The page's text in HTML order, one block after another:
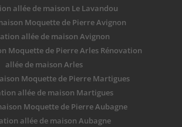
allée de maison Le Lavandou
Moquette de Pierre Avignon
allée de maison Avignon
Moquette de Pierre Arles Rénovation
allée de maison Arles
Moquette de Pierre Martigues
allée de maison Martigues
Moquette de Pierre Aubagne
allée de maison Aubagne